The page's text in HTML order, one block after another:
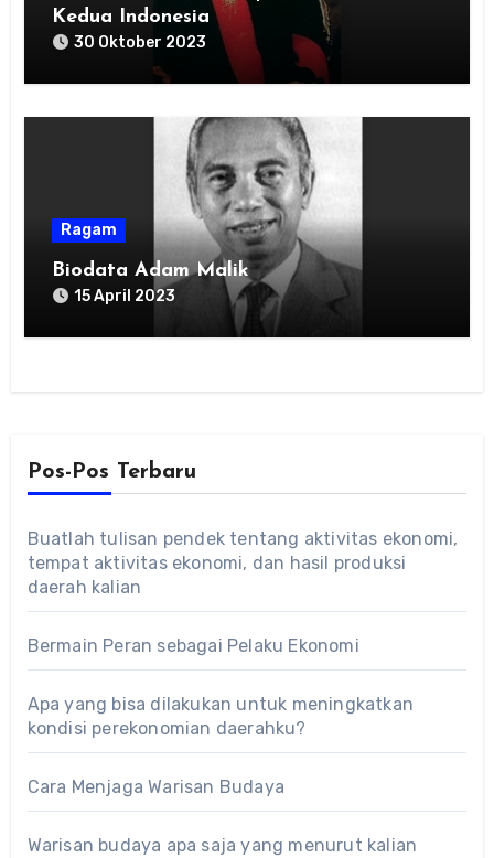
Kedua Indonesia
30 Oktober 2023
Ragam
Biodata Adam Malik
15 April 2023
Pos-Pos Terbaru
Buatlah tulisan pendek tentang aktivitas ekonomi,
tempat aktivitas ekonomi, dan hasil produksi
daerah kalian
Bermain Peran sebagai Pelaku Ekonomi
Apa yang bisa dilakukan untuk meningkatkan
kondisi perekonomian daerahku?
Cara Menjaga Warisan Budaya
Warisan budaya apa saja yang menurut kalian